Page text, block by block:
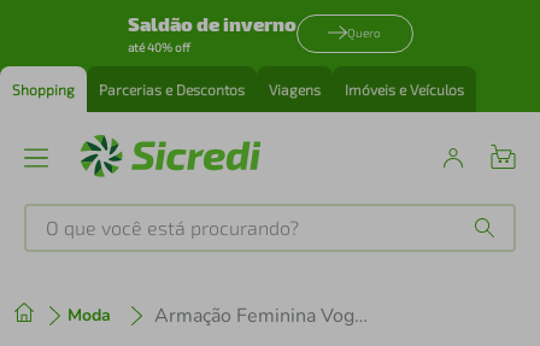
Saldão de inverno
até 40% off
Quero
Shopping Parcerias e Descontos Viagens Imóveis e Veículos
O que você está procurando?
Moda Armação Feminina Vogue Gatinho VO4357D-5152 53